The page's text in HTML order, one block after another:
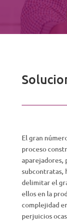
El gran
proceso
aparejadores,
subcontratas,
delimitar el
ellos en la
complejidad
perjuicios